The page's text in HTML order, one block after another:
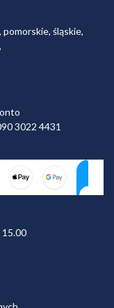
śląskie,
3022 4431
15.00